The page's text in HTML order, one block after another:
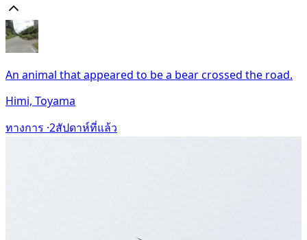
An animal that appeared to be a bear crossed the road.
Himi, Toyama
ทางการ ·2สัปดาห์ที่แล้ว